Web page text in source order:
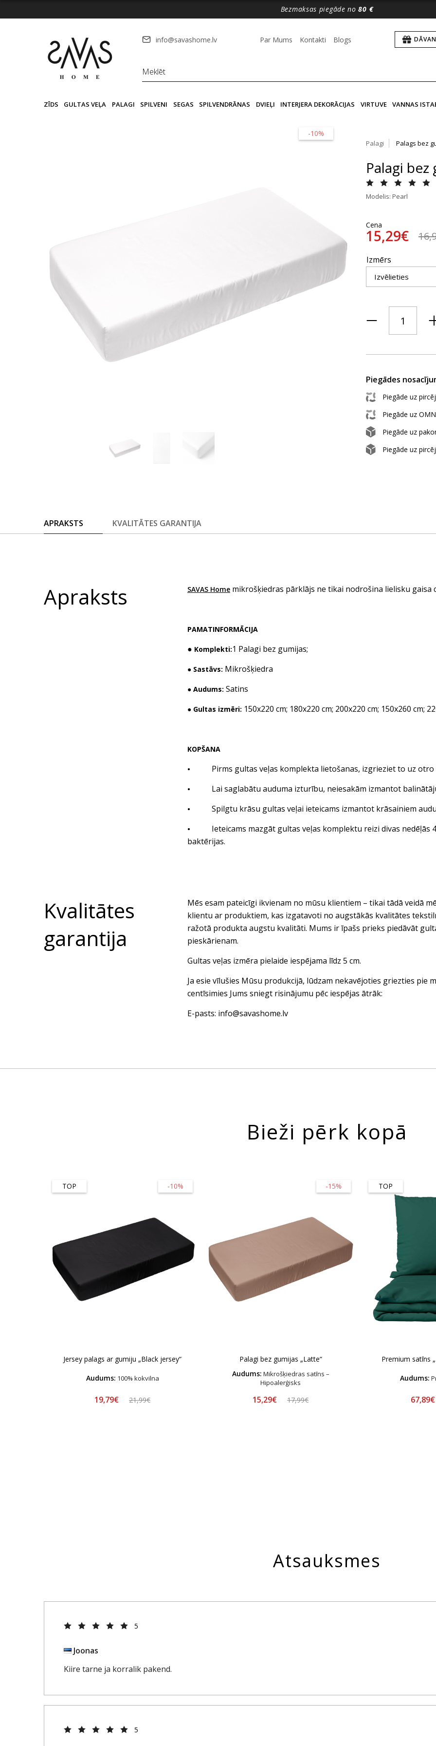
Bezmaksas piegāde no80 €
info@savashome.lv Par Mums Kontakti Blogs
ZĪDS GULTAS VEĻA PALAGI SPILVENI SEGAS SPILVENDRĀNAS DVIEĻI INTERJERA DEKORĀCIJAS VIRTUVE VANNAS
-10%
Palagi Palags bez
Palagi bez
Modelis: Pearl
Cena
15,29€
Izmērs
Piegādes
Piegāde uz
Piegāde uz
Piegāde uz
Piegāde uz
APRAKSTS KVALITĀTES GARANTIJA
Apraksts SAVAS Home mikrošķiedras pārklājs ne tikai nodrošina lielisku gaisa
PAMATINFORMĀCIJA
● Komplekti:1 Palagi bez gumijas;
● Sastāvs: Mikrošķiedra
● Audums: Satins
● Gultas izmēri: 150x220 cm; 180x220 cm; 200x220 cm; 150x260 cm;
KOPŠANA
• Pirms gultas veļas komplekta lietošanas, izgrieziet to uz otro
• Lai saglabātu auduma izturību, neiesakām izmantot
• Spilgtu krāsu gultas veļai ieteicams izmantot krāsainiem
•
Ieteicams mazgāt gultas veļas komplektu reizi divas nedēļās
baktērijas.
Kvalitātes
garantija
Mēs esam pateicīgi ikvienam no mūsu klientiem – tikai tādā veidā
klientu ar produktiem, kas izgatavoti no augstākās kvalitātes
ražotā produkta augstu kvalitāti. Mums ir īpašs prieks piedāvāt
pieskārienam.
Gultas veļas izmēra pielaide iespējama līdz 5 cm.
Ja esie vīlušies Mūsu produkcijā, lūdzam nekavējoties griezties
centīsimies Jums sniegt risinājumu pēc iespējas ātrāk:
E-pasts: info@savashome.lv
Bieži pērk kopā
-10%
TOP
Jersey palags ar gumiju „Black jersey“
Audums: 100% kokvilna
19,79€ 21,99€
-15%
Palagi bez gumijas „Latte“
Audums: Mikrošķiedras satīns –
Hipoalerģisks
15,29€ 17,99€
TOP
Premium satīns
Audums:
Atsauksmes
5
Joonas
Kiire tarne ja korralik pakend.
5